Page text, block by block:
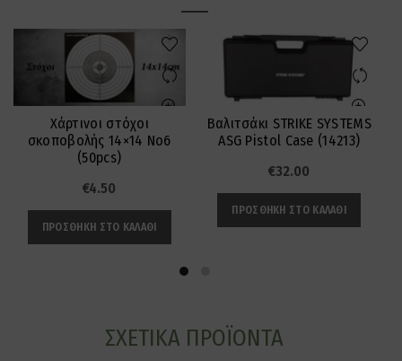
Χάρτινοι στόχοι
σκοποβολής 14×14 Νο6
(50pcs)
€4.50
ΠΡΟΣΘΉΚΗ ΣΤΟ ΚΑΛΆΘΙ
Βαλιτσάκι STRIKE SYSTEMS
ASG Pistol Case (14213)
€32.00
ΠΡΟΣΘΉΚΗ ΣΤΟ ΚΑΛΆΘΙ
ΣΧΕΤΙΚΆ ΠΡΟΪΌΝΤΑ